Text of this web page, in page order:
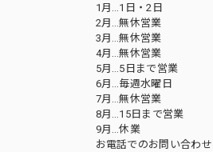
1月…1日・2日
2月…無休営業
3月…無休営業
4月…無休営業
5月…5日まで営業
6月…毎週水曜日
7月…無休営業
8月…15日まで営業
9月…休業
お電話でのお問い合わ